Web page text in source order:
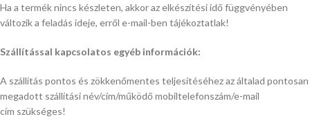
Ha a termék nincs készleten, akkor az elkészítési idő függvényében
változik a feladás ideje, erről e-mail-ben tájékoztatlak!
Szállítással kapcsolatos egyéb információk:
A szállítás pontos és zökkenőmentes teljesítéséhez az általad pontosan
megadott szállítási név/cím/működő mobiltelefonszám/e-mail
cím szükséges!